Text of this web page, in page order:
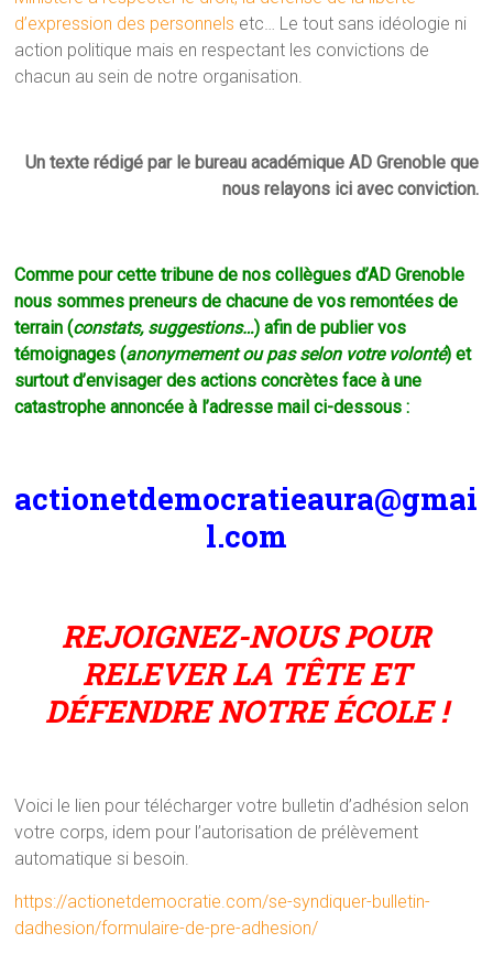
d’expression des personnels etc… Le tout sans idéologie ni
action politique mais en respectant les convictions de
chacun au sein de notre organisation.
Un texte rédigé par le bureau académique AD Grenoble que
nous relayons ici avec conviction.
Comme pour cette tribune de nos collègues d’AD Grenoble
nous sommes preneurs de chacune de vos remontées de
terrain (constats, suggestions…) afin de publier vos
témoignages (anonymement ou pas selon votre volonté) et
surtout d’envisager des actions concrètes face à une
catastrophe annoncée à l’adresse mail ci-dessous :
actionetdemocratieaura@gmai
l.com
REJOIGNEZ-NOUS POUR
RELEVER LA TÊTE ET
DÉFENDRE NOTRE ÉCOLE !
Voici le lien pour télécharger votre bulletin d’adhésion selon
votre corps, idem pour l’autorisation de prélèvement
automatique si besoin.
https://actionetdemocratie.com/se-syndiquer-bulletin-
dadhesion/formulaire-de-pre-adhesion/